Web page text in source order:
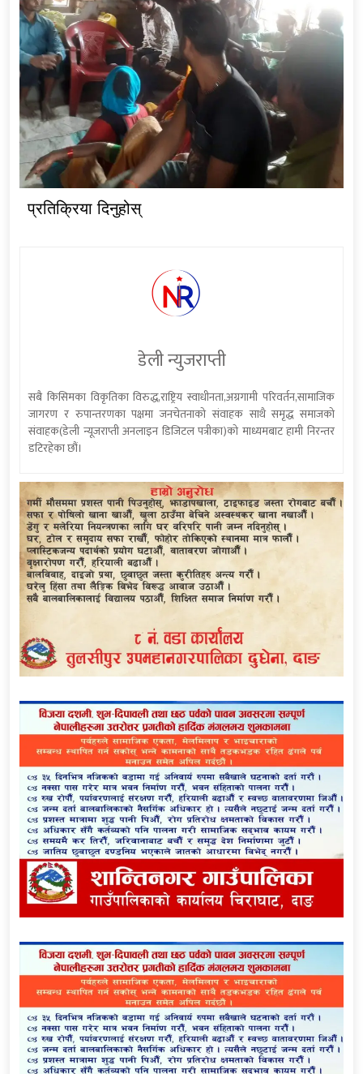
प्रतिक्रिया दिनुहोस्
डेली न्युजराप्ती
सबै किसिमका विकृतिका विरुद्ध,राष्ट्रिय स्वाधीनता,अग्रगामी परिवर्तन,सामाजिक
जागरण र रुपान्तरणका पक्षमा जनचेतनाको संवाहक साथै समृद्ध समाजको
संवाहक(डेली न्यूजराप्ती अनलाइन डिजिटल पत्रीका)को माध्यमबाट हामी निरन्तर
डटिरहेका छौं।